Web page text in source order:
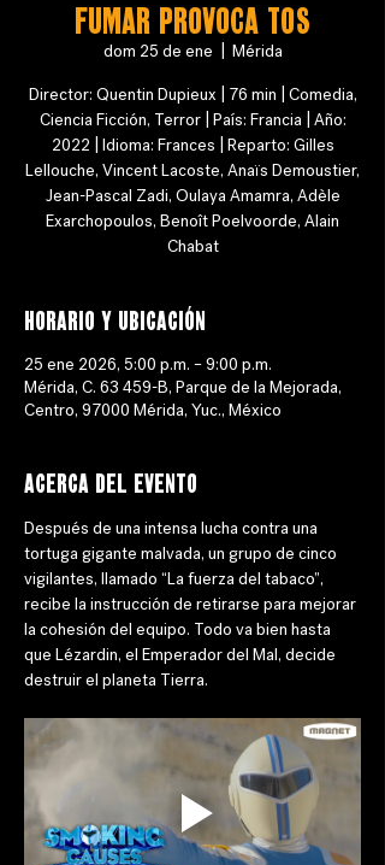
FUMAR PROVOCA TOS
dom 25 de ene
Mérida
Director: Quentin Dupieux | 76 min | Comedia,
Ciencia Ficción, Terror | País: Francia | Año:
2022 | Idioma: Frances | Reparto: Gilles
Lellouche, Vincent Lacoste, Anaïs Demoustier,
Jean-Pascal Zadi, Oulaya Amamra, Adèle
Exarchopoulos, Benoît Poelvoorde, Alain
Chabat
Horario y ubicación
25 ene 2026, 5:00 p.m. – 9:00 p.m.
Mérida, C. 63 459-B, Parque de la Mejorada,
Centro, 97000 Mérida, Yuc., México
Acerca del evento
Después de una intensa lucha contra una
tortuga gigante malvada, un grupo de cinco
vigilantes, llamado “La fuerza del tabaco”,
recibe la instrucción de retirarse para mejorar
la cohesión del equipo. Todo va bien hasta
que Lézardin, el Emperador del Mal, decide
destruir el planeta Tierra.